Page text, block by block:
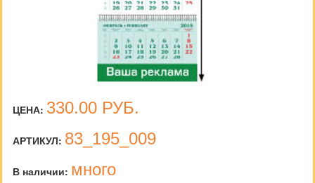
ЦЕНА: 330.00 РУБ.
АРТИКУЛ: 83_195_009
В наличии: много